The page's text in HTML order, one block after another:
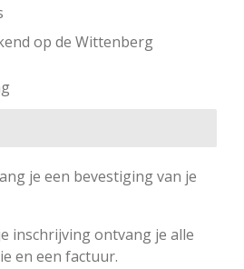
op de Wittenberg
je een bevestiging van je
inschrijving ontvang je alle
en een factuur.